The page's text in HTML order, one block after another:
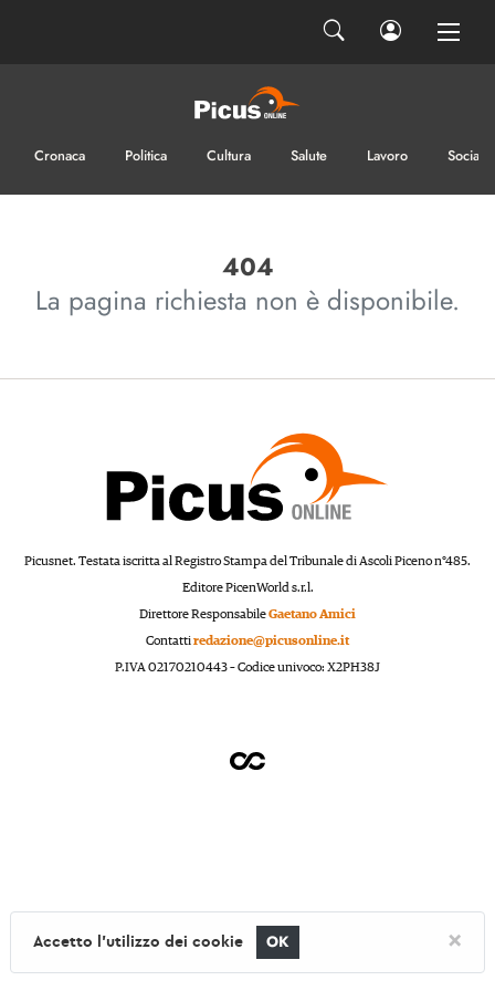
Cronaca Politica Cultura Salute Lavoro Sociale
404
La pagina richiesta non è disponibile.
Picusnet. Testata iscritta al Registro Stampa del Tribunale di Ascoli Piceno n°485.
Editore PicenWorld s.r.l.
Direttore ResponsabileGaetano Amici
Contattiredazione@picusonline.it
P.IVA 02170210443 – Codice univoco: X2PH38J
Codice di controllo
Accetto l'utilizzo dei cookie OK ×